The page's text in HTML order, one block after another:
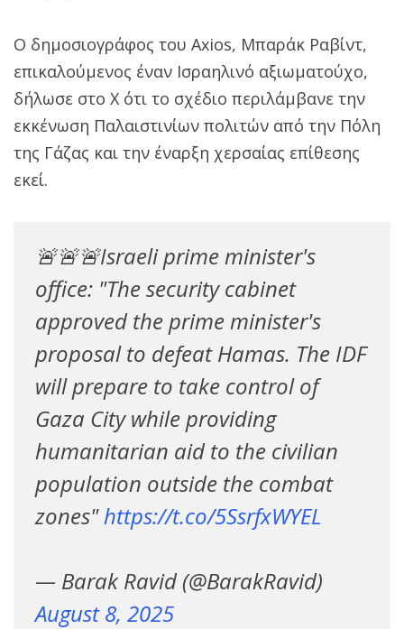
Ο δημοσιογράφος του Axios, Μπαράκ Ραβίντ,
επικαλούμενος έναν Ισραηλινό αξιωματούχο,
δήλωσε στο X ότι το σχέδιο περιλάμβανε την
εκκένωση Παλαιστινίων πολιτών από την Πόλη
της Γάζας και την έναρξη χερσαίας επίθεσης
εκεί.
🚨🚨🚨Israeli prime minister's
office: "The security cabinet
approved the prime minister's
proposal to defeat Hamas. The IDF
will prepare to take control of
Gaza City while providing
humanitarian aid to the civilian
population outside the combat
zones"https://t.co/5SsrfxWYEL
— Barak Ravid (@BarakRavid)
August 8, 2025